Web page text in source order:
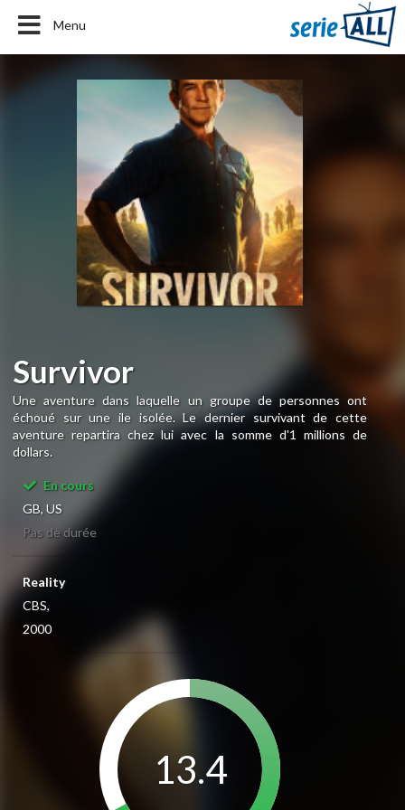
Menu
Survivor
Une aventure dans laquelle un groupe de personnes ont
échoué sur une ile isolée. Le dernier survivant de cette
aventure repartira chez lui avec la somme d'1 millions de
dollars.
En cours
GB, US
Pas de durée
Reality
CBS,
2000
13.4